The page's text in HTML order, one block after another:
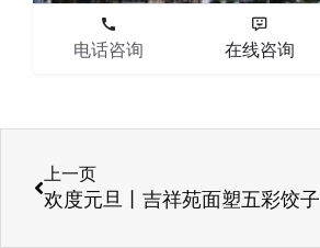
电话咨询 在线咨询
上一页
欢度元旦丨吉祥苑面塑五彩饺子